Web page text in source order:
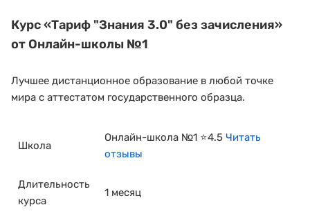
Курс«Тариф "Знания 3.0" без зачисления»
от Онлайн-школы №1
Лучшее дистанционное образование в любой точке
мира с аттестатом государственного образца.
Школа
Онлайн-школа №1 ⭐4.5 Читать
отзывы
Длительность
курса
1 месяц